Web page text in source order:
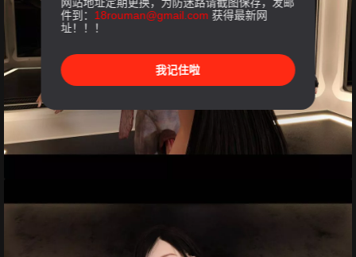
件到： 18rouman@gmail.com 获得最新网
址！！！
我记住啦